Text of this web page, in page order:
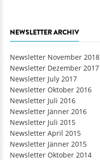
NEWSLETTER ARCHIV
Newsletter November 2018
Newsletter Dezember 2017
Newsletter July 2017
Newsletter Oktober 2016
Newsletter Juli 2016
Newsletter Jänner 2016
Newsletter Juli 2015
Newsletter April 2015
Newsletter Jänner 2015
Newsletter Oktober 2014